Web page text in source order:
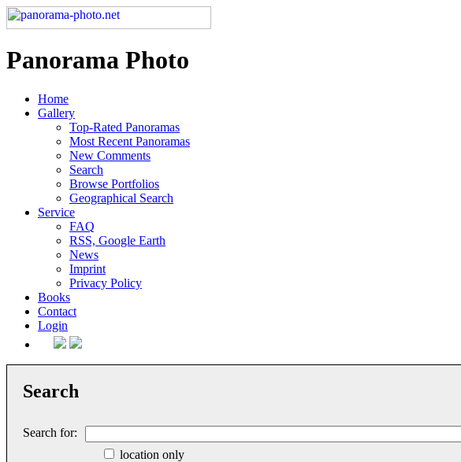
Panorama Photo
Home
Gallery
Top-Rated Panoramas
Most Recent Panoramas
New Comments
Search
Browse Portfolios
Geographical Search
Service
FAQ
RSS, Google Earth
News
Imprint
Privacy Policy
Books
Contact
Login
Search
Search for:
location only